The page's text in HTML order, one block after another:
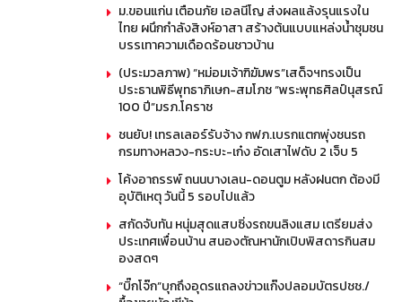
ม.ขอนแก่น เตือนภัย เอลนีโญ ส่งผลแล้งรุนแรงใน
ไทย ผนึกกำลังสิงห์อาสา สร้างต้นแบบแหล่งน้ำชุมชน
บรรเทาความเดือดร้อนชาวบ้าน
(ประมวลภาพ) “หม่อมเจ้าฑิฆัมพร”เสด็จฯทรงเป็น
ประธานพิธีพุทธาภิเษก-สมโภช “พระพุทธศิลป์นุสรณ์
100 ปี”มรภ.โคราช
ชนยับ! เทรลเลอร์รับจ้าง กฟภ.เบรกแตกพุ่งชนรถ
กรมทางหลวง-กระบะ-เก๋ง อัดเสาไฟดับ 2 เจ็บ 5
โค้งอาถรรพ์ ถนนบางเลน-ดอนตูม หลังฝนตก ต้องมี
อุบัติเหตุ วันนี้ 5 รอบไปแล้ว
สกัดจับทัน หนุ่มสุดแสบซิ่งรถขนลิงแสม เตรียมส่ง
ประเทศเพื่อนบ้าน สนองตัณหานักเปิบพิสดารกินสม
องสดๆ
“บิ๊กโจ๊ก”บุกถึงอุดรแถลงข่าวแก๊งปลอมบัตรปชช./